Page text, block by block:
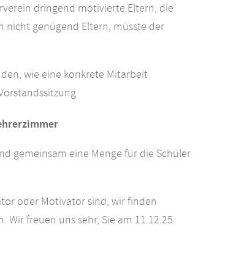
dringend motivierte Eltern, die
nicht genügend Eltern, müsste der
wie eine konkrete Mitarbeit
gemeinsam eine Menge für die Schüler
oder Motivator sind, wir finden
freuen uns sehr, Sie am 11.12.25